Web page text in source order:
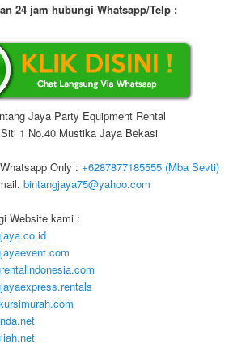
24 jam hubungi Whatsapp/Telp :
Jaya Party Equipment Rental
1 No.40 Mustika Jaya Bekasi
Only : +6287877185555 (Mba Sevti)
bintangjaya75@yahoo.com
Website kami :